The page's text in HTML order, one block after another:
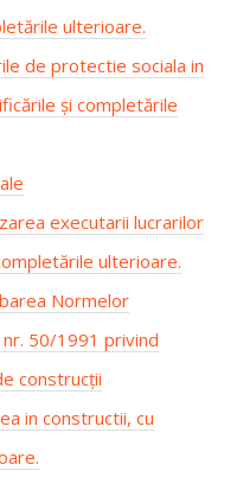
ulterioare.
de protectie sociala in
și completările
executarii lucrarilor
ulterioare.
Normelor
50/1991 privind
construcții
in constructii, cu